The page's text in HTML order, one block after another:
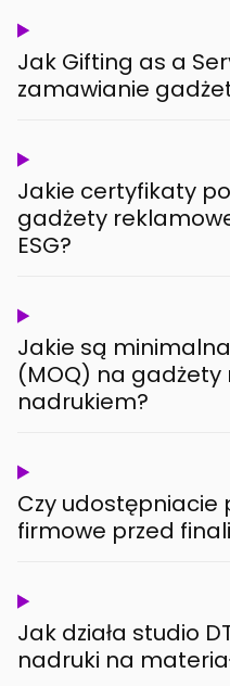
Jak Gifting as a
zamawianie
Jakie certyfikaty
gadżety
ESG?
Jakie są
(MOQ) na gadżety
nadrukiem?
Czy udostępniacie
firmowe przed
Jak działa studio
nadruki na